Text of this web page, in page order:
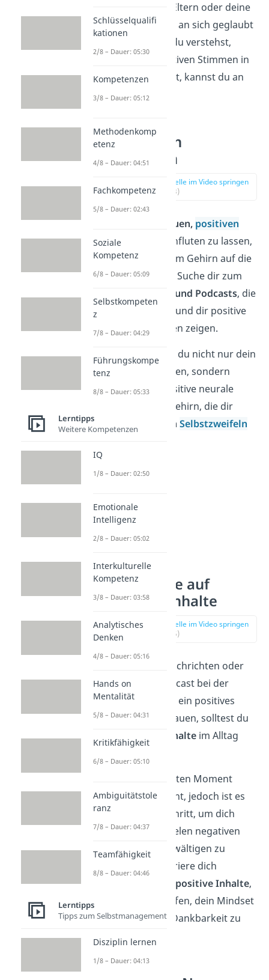
vielleicht deine Eltern oder deine
Lehrer, die nicht an sich geglaubt
haben? Sobald du verstehst,
die negativen Stimmen in
dir selbst kommt, kannst du an
ihnenarbeiten
5. Lass dich
inspirieren
zur Stelle im Video springen
(02:23)
neuen, positiven
Gedanken
durchfluten zu lassen,
kannst du deinem Gehirn auf die
Sprünge helfen. Suche dir zum
Bücher und Podcasts, die
dich inspirieren und dir positive
Verhaltensweisen zeigen.
Dadurch kannst du nicht nur dein
Mindset trainieren, sondern
stärkst auch positive neurale
Strukturen im Gehirn, die dir
beim
Abbau vonSelbstzweifeln
6. Verzichte auf
negative Inhalte
zur Stelle im Video springen
(02:45)
Die täglichen Nachrichten oder
der Mörder-Podcast bei der
Autofahrt — um ein positives
Mindset aufzubauen, solltest du
negative Inhalte im Alltag
Das wirkt im ersten Moment
vielleicht ignorant, jedoch ist es
ein wichtiger Schritt, um dich
nicht von den vielen negativen
Einflüssen überwältigen zu
lassen. Konzentriere dich
positive Inhalte,
die dir dabei helfen, dein Mindset
zu ändern und Dankbarkeit zu
üben.
Schlüsselqualifi
kationen
2/8 – Dauer: 05:30
Kompetenzen
3/8 – Dauer: 05:12
Methodenkomp
etenz
4/8 – Dauer: 04:51
Fachkompetenz
5/8 – Dauer: 02:43
Soziale
Kompetenz
6/8 – Dauer: 05:09
Selbstkompeten
z
7/8 – Dauer: 04:29
Führungskompe
tenz
8/8 – Dauer: 05:33
Lerntipps
Weitere Kompetenzen
IQ
1/8 – Dauer: 02:50
Emotionale
Intelligenz
2/8 – Dauer: 05:02
Interkulturelle
Kompetenz
3/8 – Dauer: 03:58
Analytisches
Denken
4/8 – Dauer: 05:16
Hands on
Mentalität
5/8 – Dauer: 04:31
Kritikfähigkeit
6/8 – Dauer: 05:10
Ambiguitätstole
ranz
7/8 – Dauer: 04:37
Teamfähigkeit
8/8 – Dauer: 04:46
Lerntipps
Tipps zum Selbstmanagement
Disziplin lernen
1/8 – Dauer: 04:13